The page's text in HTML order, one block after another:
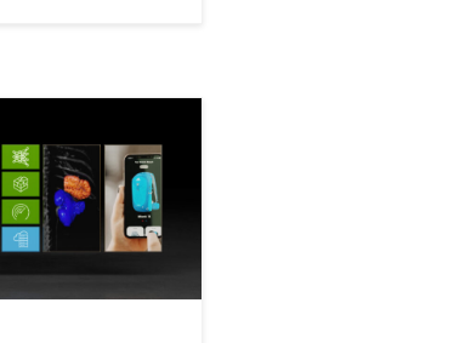
AI Enterprise 2.1 の一般提供を開始